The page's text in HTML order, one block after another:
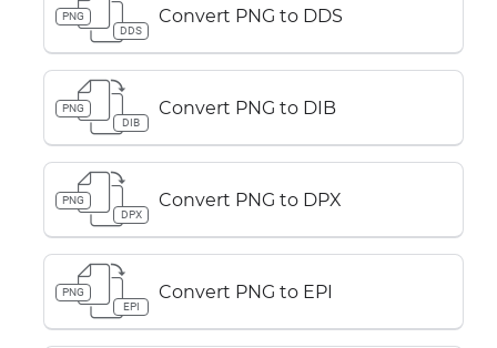
PNG
DDS
Convert PNG to DDS
PNG
DIB
Convert PNG to DIB
PNG
DPX
Convert PNG to DPX
PNG
EPI
Convert PNG to EPI